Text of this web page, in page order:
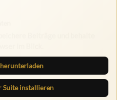
Suite installieren